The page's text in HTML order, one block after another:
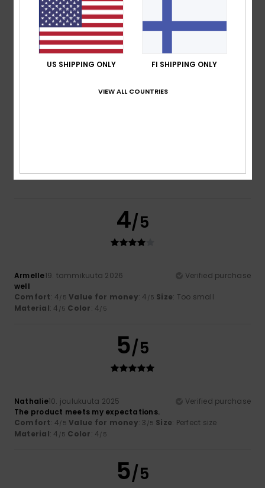
based on3 verified reviews
33% of our customers recommend this product
Comfort
4/5
Armelle19. tammikuuta 2026
Verified purchase
well
Comfort: 4/5 Value for money: 4 /5 Size: Too small
Material: 4 /5 Color: 4/5
5/5
Nathalie10. joulukuuta 2025
Verified purchase
The product meets my expectations.
Comfort: 4/5 Value for money: 3 /5 Size: Perfect size
Material: 4 /5 Color: 4/5
5/5
US SHIPPING ONLY FI SHIPPING ONLY
VIEW ALL COUNTRIES